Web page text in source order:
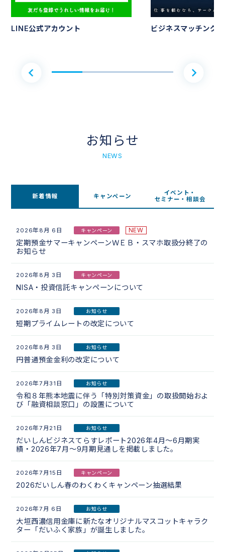
LINE公式アカウント ビジネスマッチング
お知らせ
NEWS
新着情報 キャンペーン
イベント・
セミナー・相談会
2026年8月 6日 キャンペーン NEW
定期預金サマーキャンペーンＷＥＢ・スマホ取扱分終了の
お知らせ
2026年8月 3日 キャンペーン
NISA・投資信託キャンペーンについて
2026年8月 3日 お知らせ
短期プライムレートの改定について
2026年8月 3日 お知らせ
円普通預金金利の改定について
2026年7月31日 お知らせ
令和８年熊本地震に伴う「特別対策資金」の取扱開始およ
び「融資相談窓口」の設置について
2026年7月21日 お知らせ
だいしんビジネスてらすレポート2026年4月～6月期実
績・2026年7月～9月期見通しを掲載しました。
2026年7月15日 キャンペーン
2026だいしん春のわくわくキャンペーン抽選結果
2026年7月 6日 お知らせ
大垣西濃信用金庫に新たなオリジナルマスコットキャラク
ター「だいふく家族」が誕生しました。